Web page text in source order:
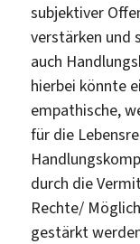
subjektiver
verstärken und
auch
hierbei könnte
empathische,
für die
durch die
Rechte/
gestärkt